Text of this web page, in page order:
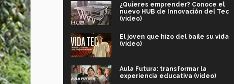
¿Quieres emprender? Conoce el
nuevo HUB de Innovación del Tec
(video)
El joven que hizo del baile su vida
(video)
Aula Futura: transformar la
experiencia educativa (video)